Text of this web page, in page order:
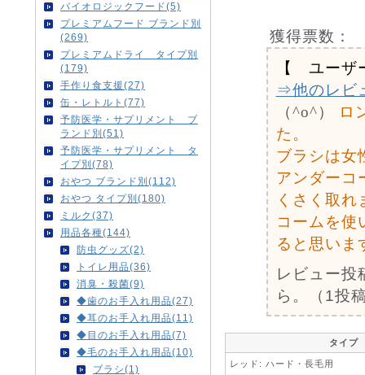
バイオロジックフード(5)
プレミアムフード ブランド別
(269)
プレミアムドライ タイプ別
(179)
手作り食支援(27)
缶・レトルト(77)
予防医学・サプリメント ブ
ランド別(51)
予防医学・サプリメント タ
イプ別(78)
おやつ ブランド別(112)
おやつ タイプ別(180)
ミルク(37)
用品各種(144)
防虫グッズ(2)
トイレ用品(36)
消臭・殺菌(9)
◆歯のお手入れ用品(27)
◆耳のお手入れ用品(11)
◆目のお手入れ用品(7)
◆毛のお手入れ用品(10)
ブラシ(1)
獲得票数：
【 ユーザ
⇒他のレビ
（^o^）
ロ
た。
ブラシは女
アンダーコ
くさく取
コームを使
ると思いま
レビュー投
ら。（1投
タイプ
レッド: ハード・長毛用